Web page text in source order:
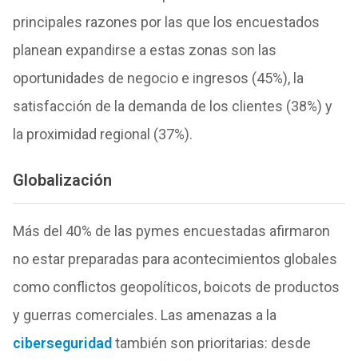
principales razones por las que los encuestados
planean expandirse a estas zonas son las
oportunidades de negocio e ingresos (45%), la
satisfacción de la demanda de los clientes (38%) y
la proximidad regional (37%).
Globalización
Más del 40% de las pymes encuestadas afirmaron
no estar preparadas para acontecimientos globales
como conflictos geopolíticos, boicots de productos
y guerras comerciales. Las amenazas a la
ciberseguridad también son prioritarias: desde